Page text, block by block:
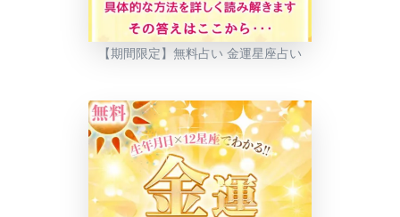
【期間限定】無料占い 金運星座占い